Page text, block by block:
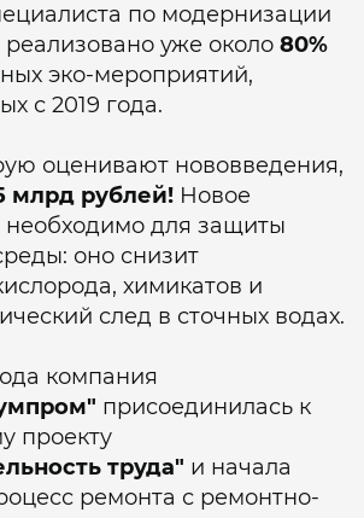
по модернизации
реализовано уже около 80%
эко-мероприятий,
с 2019 года.
оценивают нововведения,
млрд рублей! Новое
необходимо для защиты
оно снизит
химикатов и
след в сточных водах.
компания
присоединилась к
проекту
труда" и начала
ремонта с ремонтно-